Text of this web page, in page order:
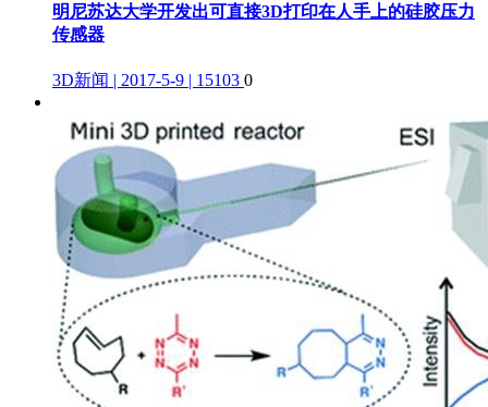
明尼苏达大学开发出可直接3D打印在人手上的硅胶压力
传感器
3D新闻 | 2017-5-9 | 15103 0